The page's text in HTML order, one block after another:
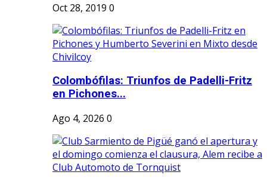
Oct 28, 2019 0
Colombófilas: Triunfos de Padelli-Fritz
en Pichones...
Ago 4, 2026 0